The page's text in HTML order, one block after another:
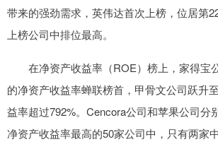
带来的强劲需求，英伟达首次上榜，位居第
上榜公司中排位最高。
在净资产收益率（ROE）榜上，家得宝
的净资产收益率蝉联榜首，甲骨文公司跃升
益率超过792%。Cencora公司和苹果公司分
净资产收益率最高的50家公司中，只有两